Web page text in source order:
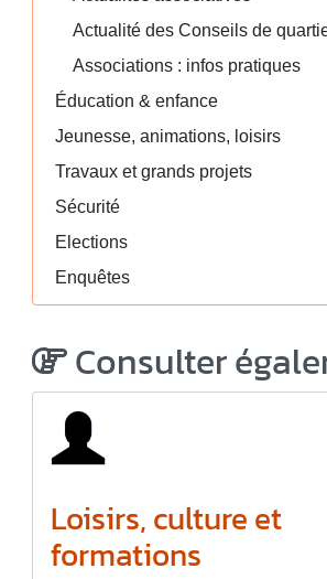
Actualité des Conseils de
Associations : infos pratiques
Éducation & enfance
Jeunesse, animations, loisirs
Travaux et grands projets
Sécurité
Elections
Enquêtes
Consulter
Loisirs, culture et
formations